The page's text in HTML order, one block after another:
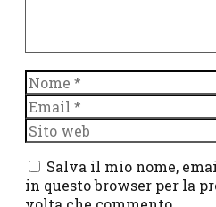
Nome
Email
Sito
web
Salva il mio nome,
in questo browser per la